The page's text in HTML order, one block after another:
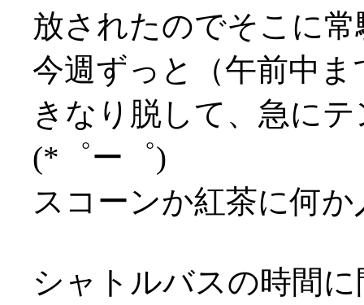
放されたのでそこに常
今週ずっと（午前中
きなり脱して、急に
(*゜ー゜)
スコーンか紅茶に何
シャトルバスの時間